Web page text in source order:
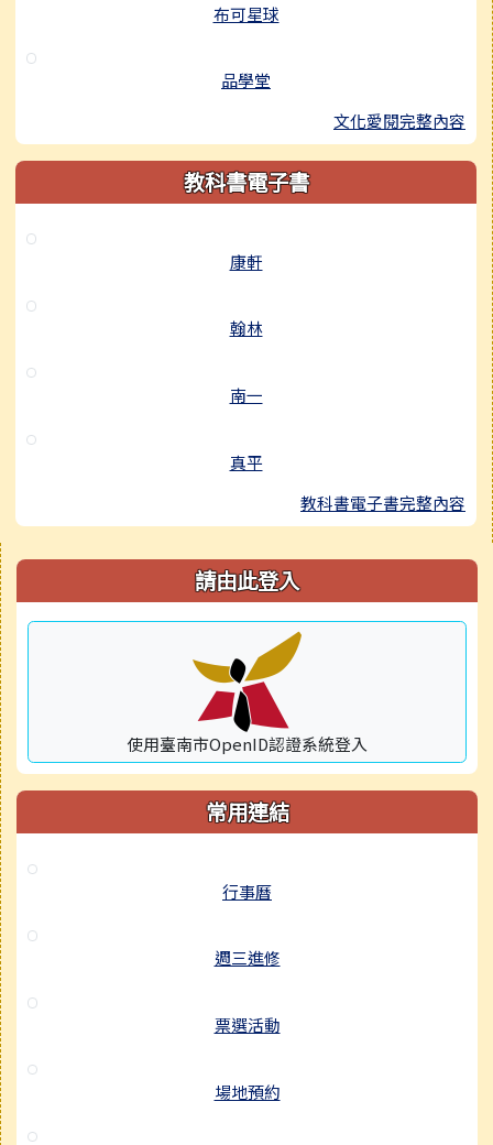
布可星球
品學堂
文化愛閱完整內容
教科書電子書
康軒
翰林
南一
真平
教科書電子書完整內容
右邊區域內容 請由此登入
使用臺南市OpenID認證系統登入
常用連結
行事曆
週三進修
票選活動
場地預約